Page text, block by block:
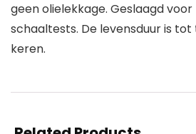
geen olielekkage. Geslaagd
schaaltests. De levensduur is tot
keren.